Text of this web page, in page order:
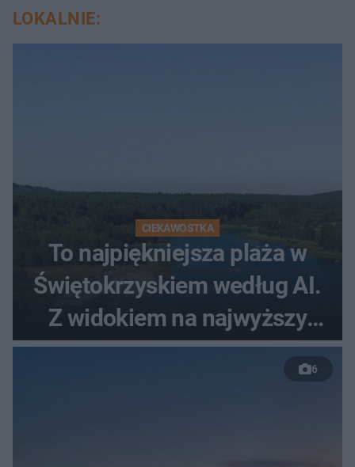
LOKALNIE:
CIEKAWOSTKA
To najpiękniejsza plaża w
Świętokrzyskiem według AI.
Z widokiem na najwyższy
szczyt Gór Świętokrzyskich
6